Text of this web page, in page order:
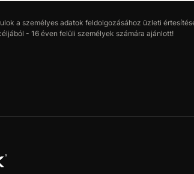
a személyes adatok feldolgozásához üzleti
- 16 éven felüli személyek számára ajánlott!